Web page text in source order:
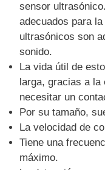
sensor
adecuados para
ultrasónicos son
sonido.
La vida útil de
larga, gracias a
necesitar un
Por su tamaño,
La velocidad de
Tiene una
máximo.